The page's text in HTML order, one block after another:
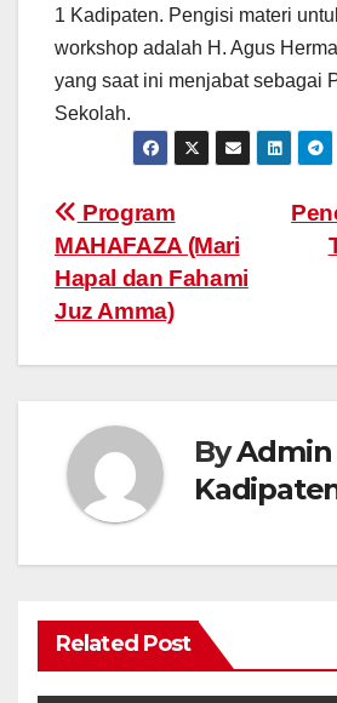
1 Kadipaten. Pengisi materi
workshop adalah H. Agus
yang saat ini menjabat sebagai
Sekolah.
Program
MAHAFAZA (Mari
Hapal dan Fahami
Juz Amma)
ByAdmin
Related Post